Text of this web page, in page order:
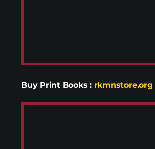
Buy Print Books : rkmnstore.org